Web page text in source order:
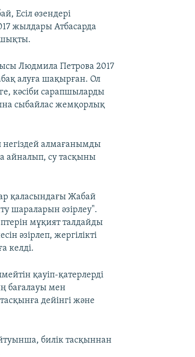
Есіл өзендері
жылдары Атбасарда
шықты.
Людмила Петрова 2017
алуға шақырған. Ол
кәсіби сарапшыларды
сыбайлас жемқорлық
негіздей алмағанымды
айналып, су тасқыны
қаласындағы Жабай
шараларын әзірлеу".
мұқият талдайды
әзірлеп, жергілікті
келді.
қауіп-қатерлерді
бағалауы мен
дейінгі және
билік тасқыннан